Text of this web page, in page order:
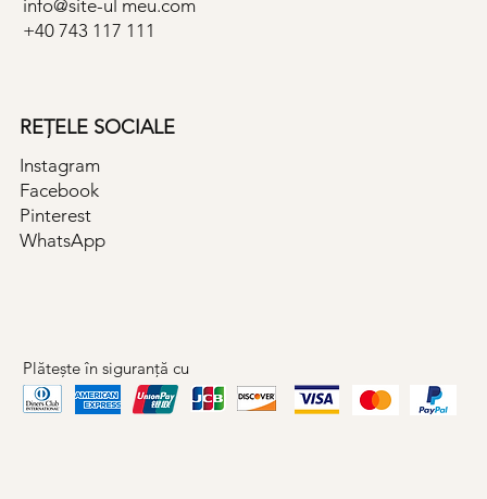
info@site-ul meu.com
+40 743 117 111
REȚELE SOCIALE
Instagram
Facebook
Pinterest
WhatsApp
Plătește în siguranță cu